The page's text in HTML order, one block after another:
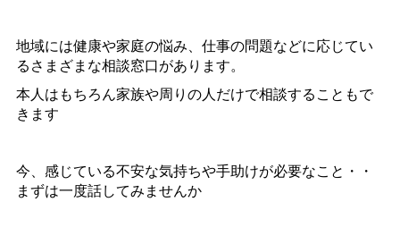
地域には健康や家庭の悩み、仕事の問題などに応じてい
るさまざまな相談窓口があります。
本人はもちろん家族や周りの人だけで相談することもで
きます
今、感じている不安な気持ちや手助けが必要なこと・・
まずは一度話してみませんか